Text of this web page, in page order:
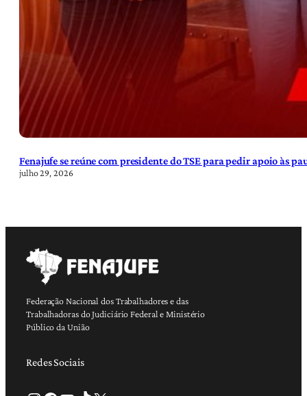
Fenajufe se reúne com presidente do TSE para pedir apoio às
julho 29, 2026
Federação Nacional dos Trabalhadores e das
Trabalhadoras do Judiciário Federal e Ministério
Público da União
Redes Sociais